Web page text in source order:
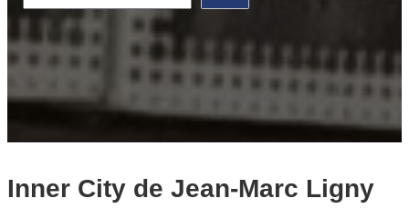
c
e
e
Inner City de Jean-Marc Ligny